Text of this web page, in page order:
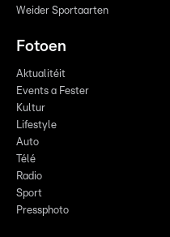
Weider Sportaarten
Fotoen
Aktualitéit
Events a Fester
Kultur
Lifestyle
Auto
Télé
Radio
Sport
Pressphoto